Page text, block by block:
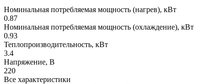
Номинальная потребляемая мощность (нагрев), кВт
0.87
Номинальная потребляемая мощность (охлаждение), кВт
0.93
Теплопроизводительность, кВт
3.4
Напряжение, В
220
Все характеристики